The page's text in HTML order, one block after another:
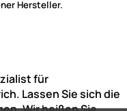
Hersteller.
für
Lassen Sie sich die